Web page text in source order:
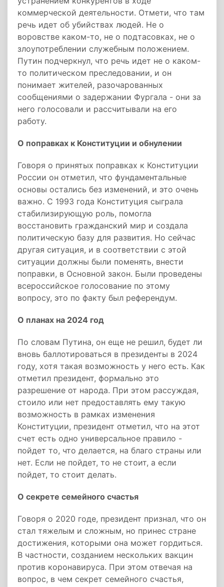
коммерческой деятельности. Отмети, что там
речь идет об убийствах людей. Не о
воровстве каком-то, не о подтасовках, не о
злоупотреблении служебным положением.
Путин подчеркнул, что речь идет не о каком-
то политическом преследовании, и он
понимает жителей, разочарованных
сообщениями о задержании Фургала - они за
него голосовали и рассчитывали на его
работу.
О поправках к Конституции и обнулении
Говоря о принятых поправках к Конституции
России он отметил, что фундаментальные
основы остались без изменений, и это очень
важно. С 1993 года Конституция сыграла
стабилизирующую роль, помогла
восстановить гражданский мир и создала
политическую базу для развития. Но сейчас
другая ситуация, и в соответствии с этой
ситуации должны были поменять, внести
поправки, в Основной закон. Были проведены
всероссийское голосование по этому
вопросу, это по факту был референдум.
О планах на 2024 год
По словам Путина, он еще не решил, будет ли
вновь баллотироваться в президенты в 2024
году, хотя такая возможность у него есть. Как
отметил президент, формально это
разрешение от народа. При этом рассуждая,
стоило или нет предоставлять ему такую
возможность в рамках изменения
Конституции, президент отметил, что на этот
счет есть одно универсальное правило -
пойдет то, что делается, на благо страны или
нет. Если не пойдет, то не стоит, а если
пойдет, то стоит делать.
О секрете семейного счастья
Говоря о 2020 годе, президент признал, что он
стал тяжелым и сложным, но принес стране
достижения, которыми она может гордиться.
В частности, созданием нескольких вакцин
против коронавируса. При этом отвечая на
вопрос, в чем секрет семейного счастья,